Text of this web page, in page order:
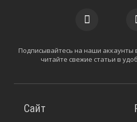
Сайт
Подписывайтесь на наши аккаунты
читайте свежие статьи в